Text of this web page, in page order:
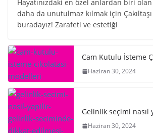
Hayatınızdaki en özel anlardan biri
daha da unutulmaz kılmak için
buradayız! Zarafeti ve estetiği
Cam Kutulu İsteme
Haziran 30, 2024
Gelinlik seçimi nasıl
Haziran 30, 2024